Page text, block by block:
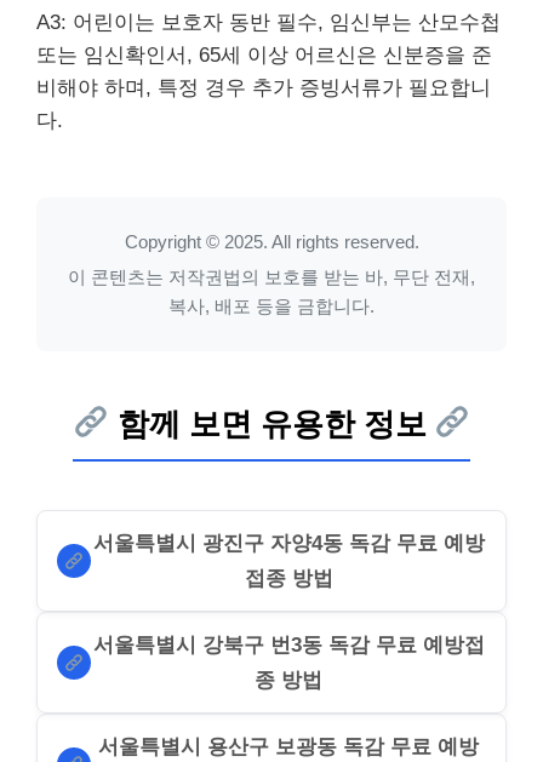
A3: 어린이는 보호자 동반 필수, 임신부는 산모수첩
또는 임신확인서, 65세 이상 어르신은 신분증을 준
비해야 하며, 특정 경우 추가 증빙서류가 필요합니
다.
Copyright © 2025. All rights reserved.
이 콘텐츠는 저작권법의 보호를 받는 바, 무단 전재,
복사, 배포 등을 금합니다.
함께 보면 유용한 정보
서울특별시 광진구 자양4동 독감 무료 예방
접종 방법
서울특별시 강북구 번3동 독감 무료 예방접
종 방법
서울특별시 용산구 보광동 독감 무료 예방